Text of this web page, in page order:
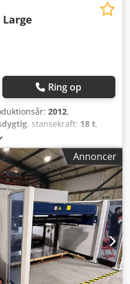
Large
Ring op
2012,
, stansekraft: 18 t,
mm, Meget velholdt og
3000 CNC
TRUMPF Model: TruPunch
3000 x 1500 mm -
på tværsiden (X-
i længden (Y-akse):
1600 mm Komplet med
Codpfx Ahoxrnggjloha
Annoncer